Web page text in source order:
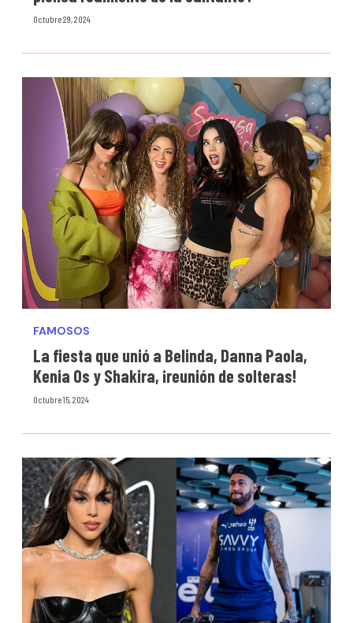
Octubre 29, 2024
FAMOSOS
La fiesta que unió a Belinda, Danna Paola,
Kenia Os y Shakira, ¡reunión de solteras!
Octubre 15, 2024